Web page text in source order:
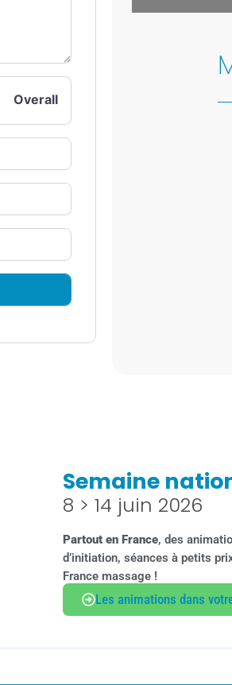
Overall
Semaine
8 > 14 juin 2026
Partout en France, des
d’initiation, séances à petits
France massage !
Les animations dans